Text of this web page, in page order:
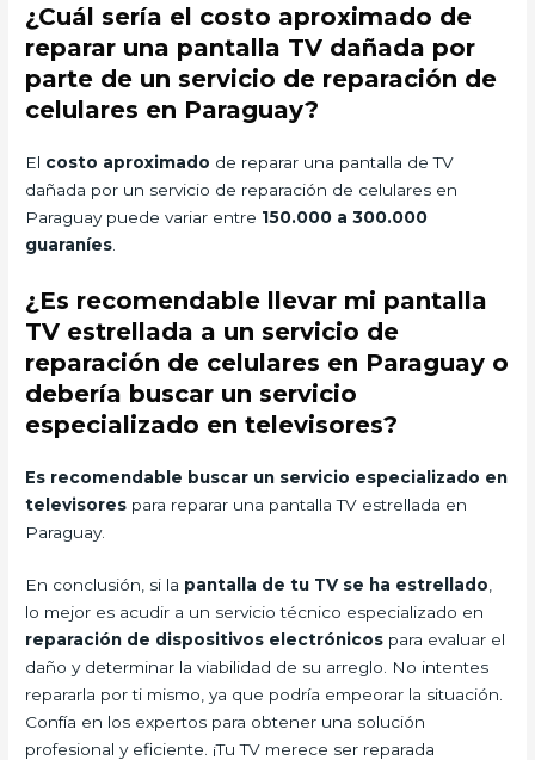
¿Cuál sería el costo aproximado de
reparar una pantalla TV dañada por
parte de un servicio de reparación de
celulares en Paraguay?
El costo aproximado de reparar una pantalla de TV
dañada por un servicio de reparación de celulares en
Paraguay puede variar entre 150.000 a 300.000
guaraníes
¿Es recomendable llevar mi pantalla
TV estrellada a un servicio de
reparación de celulares en Paraguay o
debería buscar un servicio
especializado en televisores?
Es recomendable buscar un servicio especializado en
televisores para reparar una pantalla TV estrellada en
Paraguay.
En conclusión, si la pantalla de tu TV se ha estrellado,
lo mejor es acudir a un servicio técnico especializado en
reparación de dispositivos electrónicos para evaluar el
daño y determinar la viabilidad de su arreglo. No intentes
repararla por ti mismo, ya que podría empeorar la situación.
Confía en los expertos para obtener una solución
profesional y eficiente. ¡Tu TV merece ser reparada